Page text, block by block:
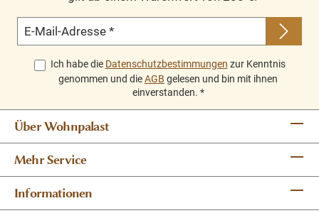
E-Mail-Adresse *
Ich habe die Datenschutzbestimmungen zur Kenntnis
genommen und dieAGB gelesen und bin mit ihnen
einverstanden. *
Über Wohnpalast
Mehr Service
Informationen